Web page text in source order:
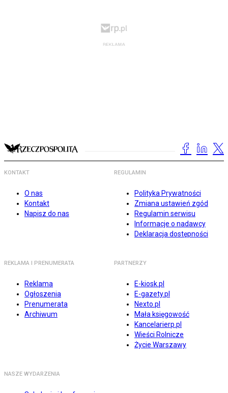
KONTAKT
O nas
Kontakt
Napisz do nas
REGULAMIN
Polityka Prywatności
Zmiana ustawień zgód
Regulamin serwisu
Informacje o nadawcy
Deklaracja dostępności
REKLAMA I PRENUMERATA
Reklama
Ogłoszenia
Prenumerata
Archiwum
PARTNERZY
E-kiosk.pl
E-gazety.pl
Nexto.pl
Mała księgowość
Kancelarierp.pl
Wieści Rolnicze
Życie Warszawy
NASZE WYDARZENIA